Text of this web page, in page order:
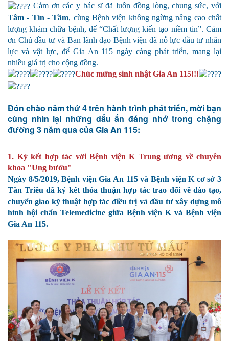
Cảm ơn các y bác sĩ đã luôn đồng lòng, chung sức, với
Tâm - Tín - Tầm, cùng Bệnh viện không ngừng nâng cao chất
lượng khám chữa bệnh, để “Chất lượng kiến tạo niềm tin”. Cảm
ơn Chủ đầu tư và Ban lãnh đạo Bệnh viện đã nỗ lực đầu tư nhân
lực và vật lực, để Gia An 115 ngày càng phát triển, mang lại
nhiều giá trị cho cộng đồng.
Chúc mừng sinh nhật Gia An 115!!!
Đón chào năm thứ 4 trên hành trình phát triển, mời bạn
cùng nhìn lại những dấu ấn đáng nhớ trong chặng
đường 3 năm qua của Gia An 115:
1. Ký kết hợp tác với Bệnh viện K Trung ương về chuyên
khoa "Ung bướu"
Ngày 8/5/2019, Bệnh viện Gia An 115 và Bệnh viện K cơ sở 3
Tân Triều đã ký kết thỏa thuận hợp tác trao đổi về đào tạo,
chuyển giao kỹ thuật hợp tác điều trị và đầu tư xây dựng mô
hình hội chẩn Telemedicine giữa Bệnh viện K và Bệnh viện
Gia An 115.